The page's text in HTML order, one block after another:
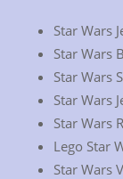
Star Wars
Star Wars
Star Wars
Star Wars
Star Wars
Lego Star
Star Wars